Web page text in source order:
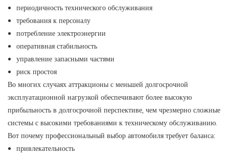
периодичность технического обслуживания
требования к персоналу
потребление электроэнергии
оперативная стабильность
управление запасными частями
риск простоя
Во многих случаях аттракционы с меньшей долгосрочной
эксплуатационной нагрузкой обеспечивают более высокую
прибыльность в долгосрочной перспективе, чем чрезмерно сложные
системы с высокими требованиями к техническому обслуживанию.
Вот почему профессиональный выбор автомобиля требует баланса:
привлекательность